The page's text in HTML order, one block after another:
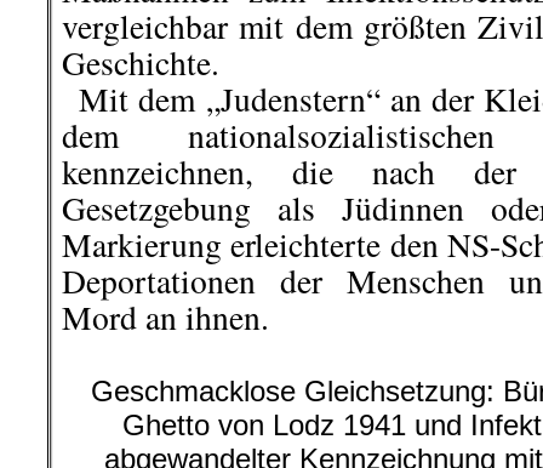
vergleichbar mit dem größten
Geschichte.
Mit dem „Judenstern“ an der
dem
kennzeichnen, die nach
Gesetzgebung als Jüdinnen
Markierung erleichterte den NS-
Deportationen der Menschen
Mord an ihnen.
Geschmacklose Gleichsetzung:
Ghetto von Lodz 1941 und
abgewandelter Kennzeichnung